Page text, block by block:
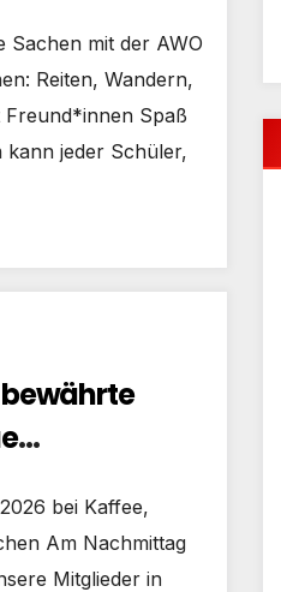
mit der AWO
Reiten, Wandern,
Spaß
kann jeder Schüler,
bei Kaffee,
Am Nachmittag
Mitglieder in